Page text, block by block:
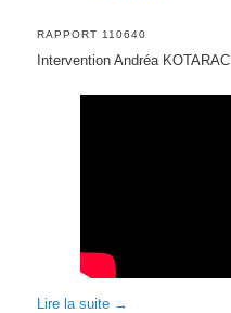
RAPPORT 110640
Intervention Andréa KOTARAC
Lire la suite →